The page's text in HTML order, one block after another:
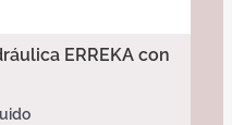
ERREKA con